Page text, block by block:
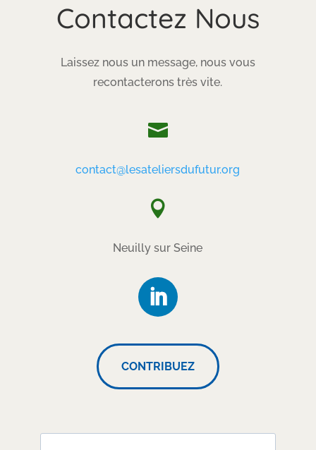
Contactez Nous
Laissez nous un message, nous vous
recontacterons très vite.

contact@lesateliersdufutur.org

Neuilly sur Seine
CONTRIBUEZ